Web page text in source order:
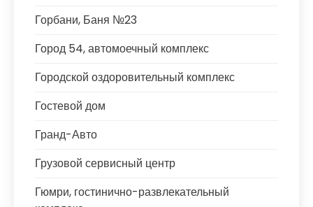
Горбани, Баня №23
Город 54, автомоечный комплекс
Городской оздоровительный комплекс
Гостевой дом
Гранд-Авто
Грузовой сервисный центр
Гюмри, гостинично-развлекательный